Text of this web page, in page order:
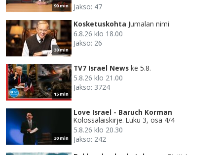
90 min
Jakso: 47
30 min
Kosketuskohta Jumalan nimi
6.8.26 klo 18.00
Jakso: 26
15 min
TV7 Israel News ke 5.8.
5.8.26 klo 21.00
Jakso: 3724
30 min
Love Israel - Baruch Korman
Kolossalaiskirje. Luku 3, osa 4/4
5.8.26 klo 20.30
Jakso: 242